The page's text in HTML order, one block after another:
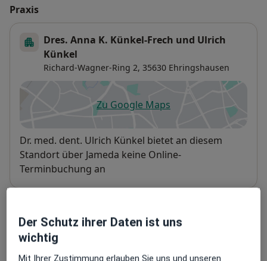
Praxis
Dres. Anna K. Künkel-Frech und Ulrich
Künkel
Richard-Wagner-Ring 2, 35630 Ehringshausen
Zu Google Mapsöffnet in einer neuen
Verfügbarkeit
Dr. med. dent. Ulrich Künkel bietet an diesem
Standort über Jameda keine Online-
Terminbuchung an
Akzeptierte Versicherungen
Details
Der Schutz ihrer Daten ist uns
wichtig
Mit Ihrer Zustimmung erlauben Sie uns und unseren